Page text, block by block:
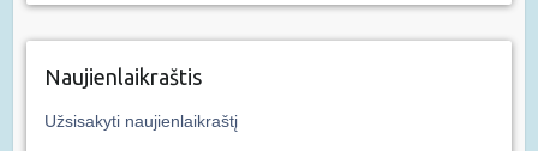
Naujienlaikraštis
Užsisakyti naujienlaikraštį